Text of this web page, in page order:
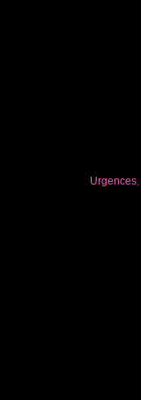
Urgences